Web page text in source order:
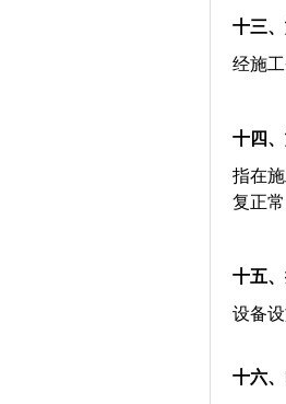
十三、
经施
十四、
指在
复正
十五、
设备
十六